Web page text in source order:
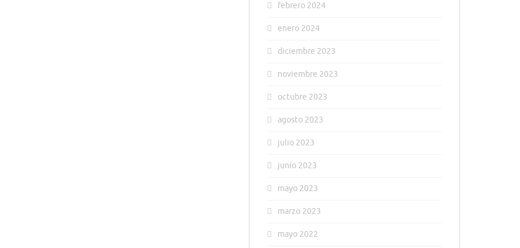
febrero 2024
enero 2024
diciembre 2023
noviembre 2023
octubre 2023
agosto 2023
julio 2023
junio 2023
mayo 2023
marzo 2023
mayo 2022